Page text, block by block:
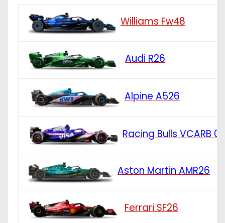
Williams Fw48
Audi R26
Alpine A526
Racing Bulls VCARB 03
Aston Martin AMR26
Ferrari SF26